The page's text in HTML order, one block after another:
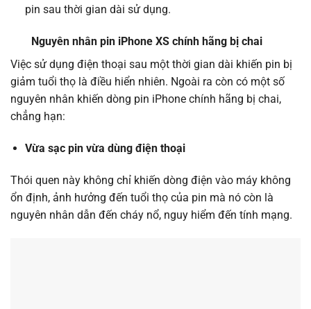
pin sau thời gian dài sử dụng.
Nguyên nhân pin iPhone XS chính hãng bị chai
Việc sử dụng điện thoại sau một thời gian dài khiến pin bị
giảm tuổi thọ là điều hiển nhiên. Ngoài ra còn có một số
nguyên nhân khiến dòng pin iPhone chính hãng bị chai,
chẳng hạn:
Vừa sạc pin vừa dùng điện thoại
Thói quen này không chỉ khiến dòng điện vào máy không
ổn định, ảnh hưởng đến tuổi thọ của pin mà nó còn là
nguyên nhân dẫn đến cháy nổ, nguy hiểm đến tính mạng.